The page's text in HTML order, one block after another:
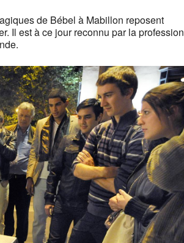
de Bébel à Mabillon reposent
Il est à ce jour reconnu par la profession